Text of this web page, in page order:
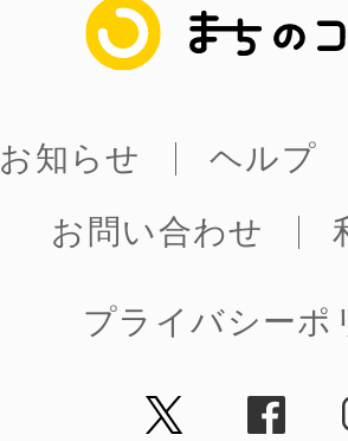
まちのコイン
お知らせ
ヘルプ
お問い合わせ
プライバシーポ
お知らせ
ヘルプ
お問い合わせ
プライバシーポ